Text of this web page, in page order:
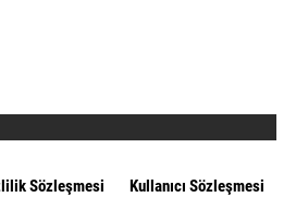
Sözleşmesi Kullanıcı Sözleşmesi